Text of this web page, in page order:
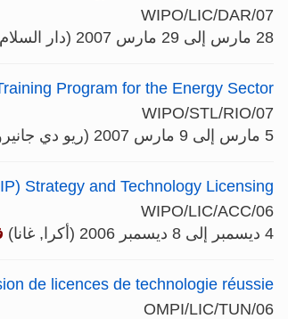
WIPO/LIC/DAR/07
28 مارس إلى 29 مارس 2007 (دار السلام, جمهورية تنزانيا المتحدة)
Program for the Energy Sector
WIPO/STL/RIO/07
5 مارس إلى 9 مارس 2007 (ريو دي جانيرو, البرازيل)
Strategy and Technology Licensing
WIPO/LIC/ACC/06
4 ديسمبر إلى 8 ديسمبر 2006 (أكرا, غانا)
de licences de technologie réussie
OMPI/LIC/TUN/06